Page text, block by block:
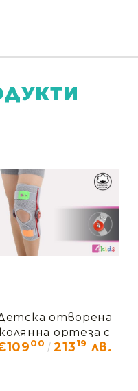
отворена
колянна ортеза с
шини AM-DOSK-
00 21319 лв.